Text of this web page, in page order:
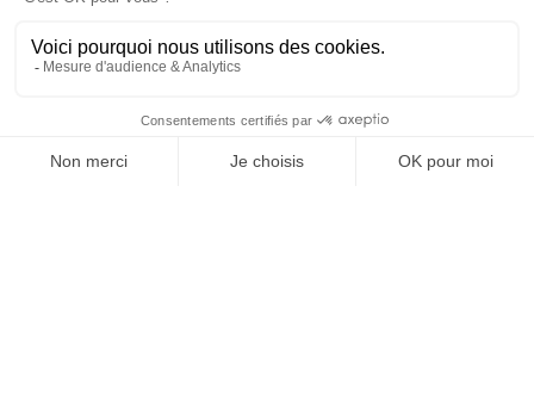
organisations, dans les choix de gouvernance,
dans le rapport au pouvoir et à la technologie.
J'ACHÈTE LE NUMÉRO